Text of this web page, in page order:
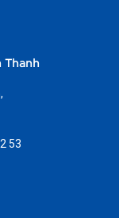
Thanh
53